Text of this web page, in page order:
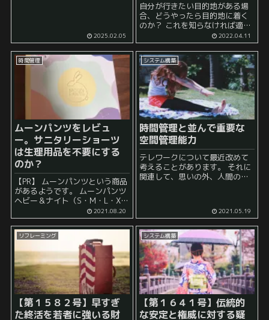
ちらか一方の「格」が著しく...
2025.02.05
自分が行きたい目的地がある場
合、どうやったら目的地に着く
のか？ これを知らなければ適切
な方法で目的地に着くことはで
きません。 昔、携帯電話等がま
だ普及していなかった時代に
は、その人が初めて行く目的地
に適切に到着するためには事前...
2022.04.11
時間管理
ムーンパンツをレビュ
ー。サニタリーショーツ
は生理用品を不要にする
のか？
【PR】 ムーンパンツという商品
があるようです。 ムーンパンツ
ヘビー＆ナイト（S・M・L・XL
サイズ）MOON PANTS ※返
品・交換不可商品※ サニタリー
ショーツ 尿漏れパンツ ナプキン
がいらないパン...
2021.08.20
システム構築
時間管理と並んで重要な
空間管理能力
テレワークについて最近改めて
考えることがあります。 それに
関連して、思いの外、人間の活
ことが多いのですが、習慣に関
連した本を読むと、人間の行...
2021.05.19
リフレーミング
【第１５８２号】早すぎ
た終活を若者に強いる財
システム構築
【第１６４１号】伝統的
な安定と権威に対する疑